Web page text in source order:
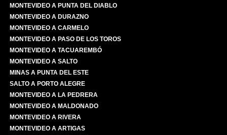
MONTEVIDEO A PUNTA DEL DIABLO
MONTEVIDEO A DURAZNO
MONTEVIDEO A CARMELO
MONTEVIDEO A PASO DE LOS TOROS
MONTEVIDEO A TACUAREMBÓ
MONTEVIDEO A SALTO
MINAS A PUNTA DEL ESTE
SALTO A PORTO ALEGRE
MONTEVIDEO A LA PEDRERA
MONTEVIDEO A MALDONADO
MONTEVIDEO A RIVERA
MONTEVIDEO A ARTIGAS